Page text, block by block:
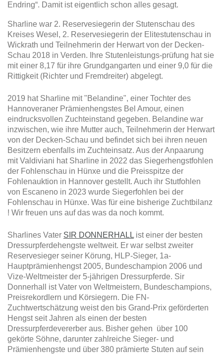
Endring“. Damit ist eigentlich schon alles gesagt.
Sharline war 2. Reservesiegerin der Stutenschau des
Kreises Wesel, 2. Reservesiegerin der Elitestutenschau in
Wickrath und Teilnehmerin der Herwart von der Decken-
Schau 2018 in Verden. Ihre Stutenleistungs-prüfung hat sie
mit einer 8,17 für ihre Grundgangarten und einer 9,0 für die
Rittigkeit (Richter und Fremdreiter) abgelegt.
2019 hat Sharline mit "Belandine", einer Tochter des
Hannoveraner Prämienhengstes Bel Amour, einen
eindrucksvollen Zuchteinstand gegeben. Belandine war
inzwischen, wie ihre Mutter auch, Teilnehmerin der Herwart
von der Decken-Schau und befindet sich bei ihren neuen
Besitzern ebenfalls im Zuchteinsatz. Aus der Anpaarung
mit Valdiviani hat Sharline in 2022 das Siegerhengstfohlen
der Fohlenschau in Hünxe und die Preisspitze der
Fohlenauktion in Hannover gestellt. Auch ihr Stutfohlen
von Escaneno in 2023 wurde Siegerfohlen bei der
Fohlenschau in Hünxe. Was für eine bisherige Zuchtbilanz
! Wir freuen uns auf das was da noch kommt.
Sharlines Vater SIR DONNERHALL ist einer der besten
Dressurpferdehengste weltweit. Er war selbst zweiter
Reservesieger seiner Körung, HLP-Sieger, 1a-
Hauptprämienhengst 2005, Bundeschampion 2006 und
Vize-Weltmeister der 5-jährigen Dressurpferde. Sir
Donnerhall ist Vater von Weltmeistern, Bundeschampions,
Preisrekordlern und Körsiegern. Die FN-
Zuchtwertschätzung weist den bis Grand-Prix geförderten
Hengst seit Jahren als einen der besten
Dressurpferdevererber aus. Bisher gehen über 100
gekörte Söhne, darunter zahlreiche Sieger- und
Prämienhengste und über 380 prämierte Stuten auf sein